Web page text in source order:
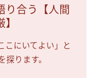
り合う【人間
こにいてよい」と
ります。